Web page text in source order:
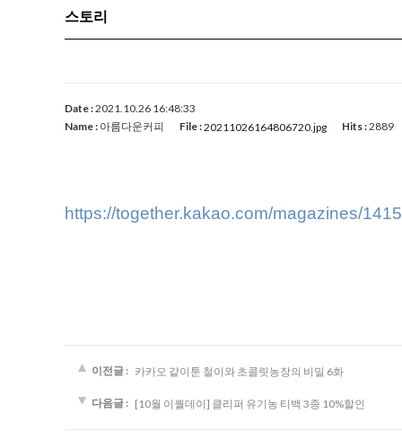
스토리
Date :2021.10.26 16:48:33
Name : 아름다운커피 File :20211026164806720.jpg Hits :2889
https://together.kakao.com/magazines/1415
이전글 : 카카오 같이툰 철이와 초콜릿농장의 비밀 6화
다음글 : [10월 이퀄데이] 클리퍼 유기농 티백 3종 10%할인